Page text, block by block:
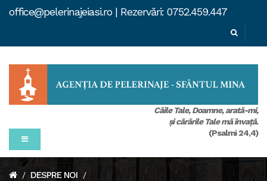
office@pelerinajeiasi.ro | Rezervări: 0752.459.447
Căile Tale, Doamne, arată-mi,
şi cărările Tale mă învaţă.
(Psalmi 24,4)
/ DESPRE NOI /